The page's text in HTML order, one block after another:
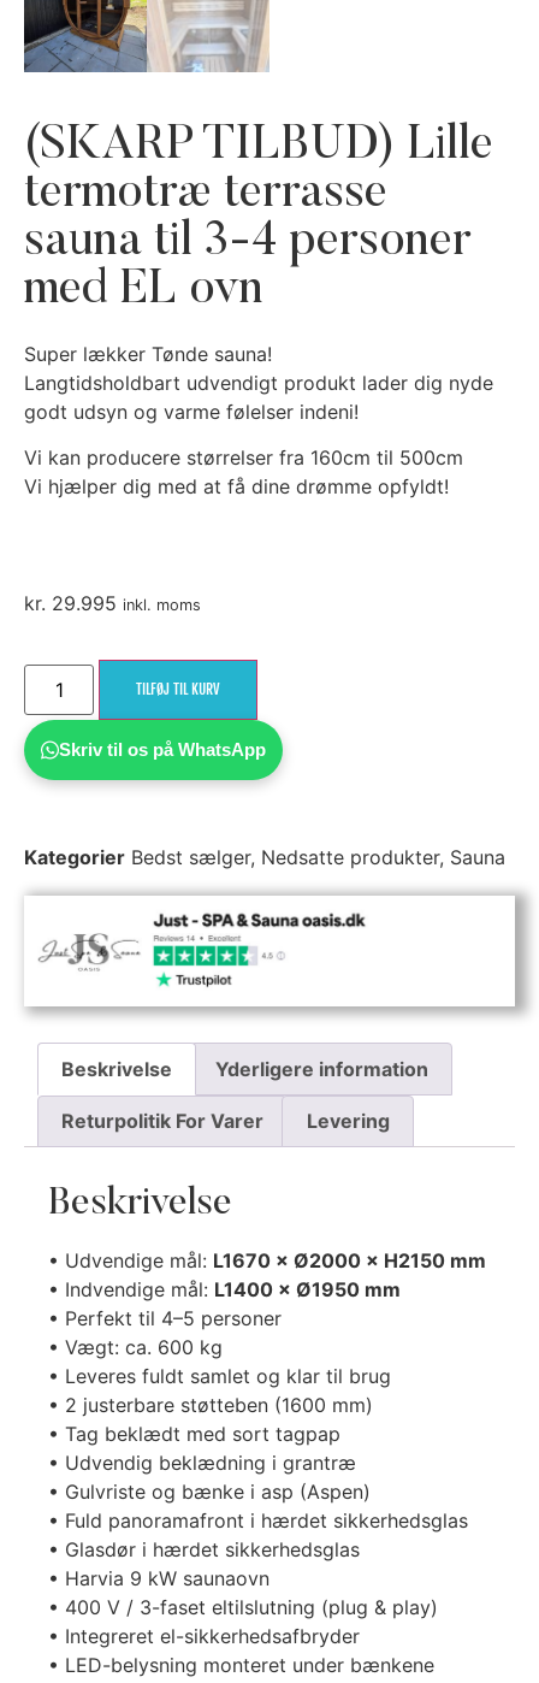
(SKARP TILBUD) Lille
termotræ terrasse
sauna til 3-4 personer
med EL ovn
Super lækker Tønde sauna!
Langtidsholdbart udvendigt produkt lader dig nyde
godt udsyn og varme følelser indeni!
Vi kan producere størrelser fra 160cm til 500cm
Vi hjælper dig med at få dine drømme opfyldt!
kr. 29.995 inkl. moms
TILFØJ TIL KURV
Skriv til os på WhatsApp
Kategorier Bedst sælger, Nedsatte produkter, Sauna
Beskrivelse Yderligere information
Returpolitik For Varer Levering
Beskrivelse
• Udvendige mål: L1670 × Ø2000 × H2150 mm
• Indvendige mål: L1400 × Ø1950 mm
• Perfekt til 4–5 personer
• Vægt: ca. 600 kg
• Leveres fuldt samlet og klar til brug
• 2 justerbare støtteben (1600 mm)
• Tag beklædt med sort tagpap
• Udvendig beklædning i grantræ
• Gulvriste og bænke i asp (Aspen)
• Fuld panoramafront i hærdet sikkerhedsglas
• Glasdør i hærdet sikkerhedsglas
• Harvia 9 kW saunaovn
• 400 V / 3-faset eltilslutning (plug & play)
• Integreret el-sikkerhedsafbryder
• LED-belysning monteret under bænkene